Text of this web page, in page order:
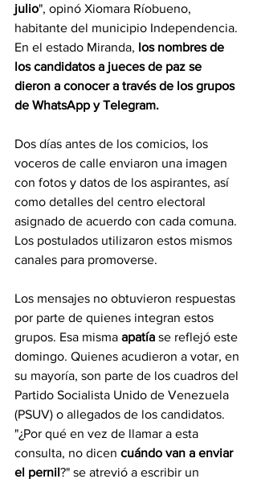
julio", opinó Xiomara Ríobueno,
habitante del municipio Independencia.
En el estado Miranda, los nombres de
los candidatos a jueces de paz se
dieron a conocer a través de los grupos
de WhatsApp y Telegram.
Dos días antes de los comicios, los
voceros de calle enviaron una imagen
con fotos y datos de los aspirantes, así
como detalles del centro electoral
asignado de acuerdo con cada comuna.
Los postulados utilizaron estos mismos
canales para promoverse.
Los mensajes no obtuvieron respuestas
por parte de quienes integran estos
grupos. Esa misma apatía se reflejó este
domingo. Quienes acudieron a votar, en
su mayoría, son parte de los cuadros del
Partido Socialista Unido de Venezuela
(PSUV) o allegados de los candidatos.
"¿Por qué en vez de llamar a esta
consulta, no dicen cuándo van a enviar
el pernil?" se atrevió a escribir un